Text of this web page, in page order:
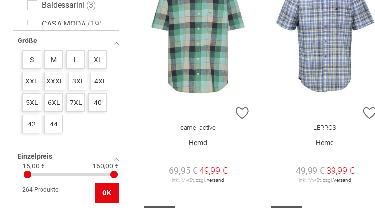
Baldessarini 3
CASA MODA 19
DSTREZZED 3
FYNCH-HATTON 21
GANT 5
JACK&JONES
PREMIUM 4
LACOSTE
Größe
S M L XL
XXL XXXL 3XL 4XL
5XL 6XL 7XL 40
42 44
Einzelpreis
15,00 €
160,00 €
264 Produkte OK
ZUR WUNSCHLISTE HINZUFÜGEN
camel active
Hemd
69,95 € 49,99 €
inkl. MwSt. zzgl. Versand
LERROS
Hemd
49,99 € 39,99 €
inkl. MwSt. zzgl.Versand